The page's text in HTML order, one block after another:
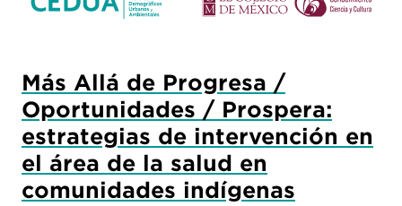
Más Allá de Progresa /
Oportunidades / Prospera:
estrategias de intervención en
el área de la salud en
comunidades indígenas